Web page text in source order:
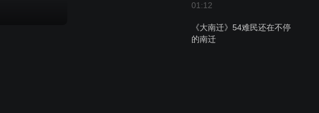
01:12
《大南迁》54难民还在不停
的南迁